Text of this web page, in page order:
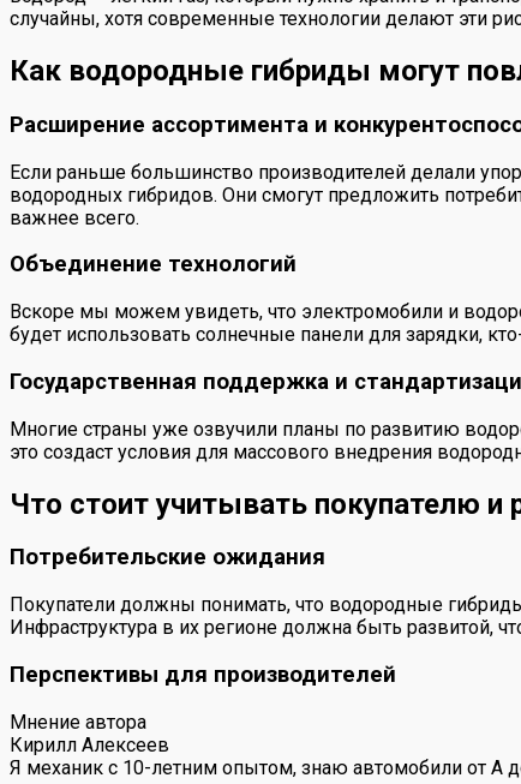
случайны, хотя современные технологии делают эти
Как водородные гибриды могут
Расширение ассортимента и
Если раньше большинство производителей делали
водородных гибридов. Они смогут предложить
важнее всего.
Объединение технологий
Вскоре мы можем увидеть, что электромобили и
будет использовать солнечные панели для зарядки,
Государственная поддержка и
Многие страны уже озвучили планы по развитию
это создаст условия для массового внедрения
Что стоит учитывать покупателю и
Потребительские ожидания
Покупатели должны понимать, что водородные
Инфраструктура в их регионе должна быть развитой,
Перспективы для производителей
Мнение автора
Кирилл Алексеев
Я механик с 10-летним опытом, знаю автомобили от А